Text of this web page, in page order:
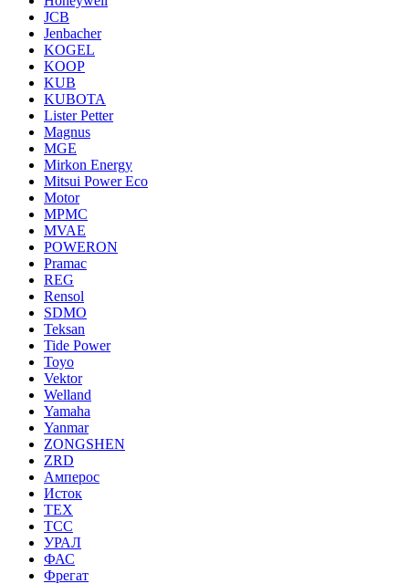
JCB
Jenbacher
KOGEL
KOOP
KUB
KUBOTA
Lister Petter
Magnus
MGE
Mirkon Energy
Mitsui Power Eco
Motor
MPMC
MVAE
POWERON
Pramac
REG
Rensol
SDMO
Teksan
Tide Power
Toyo
Vektor
Welland
Yamaha
Yanmar
ZONGSHEN
ZRD
Амперос
Исток
ТЕХ
ТСС
УРАЛ
ФАС
Фрегат